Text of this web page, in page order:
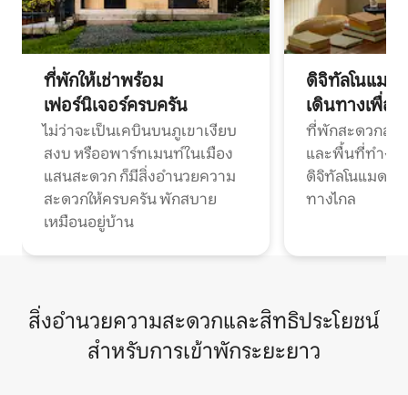
ที่พักให้เช่าพร้อม
เฟอร์นิเจอร์ครบครัน
ไม่ว่าจะเป็นเคบินบนภูเขาเงียบ
สงบ หรืออพาร์ทเมนท์ในเมือง
แสนสะดวก ก็มีสิ่งอำนวยความ
สะดวกให้ครบครัน พักสบาย
เหมือนอยู่บ้าน
ดิจิทัลโนแมด
เดินทางเพื่อ
ที่พักสะดวกสบ
และพื้นที่ทำงา
ดิจิทัลโนแมดแ
ทางไกล
สิ่งอำนวยความสะดวกและสิทธิประโยชน์
สำหรับการเข้าพักระยะยาว